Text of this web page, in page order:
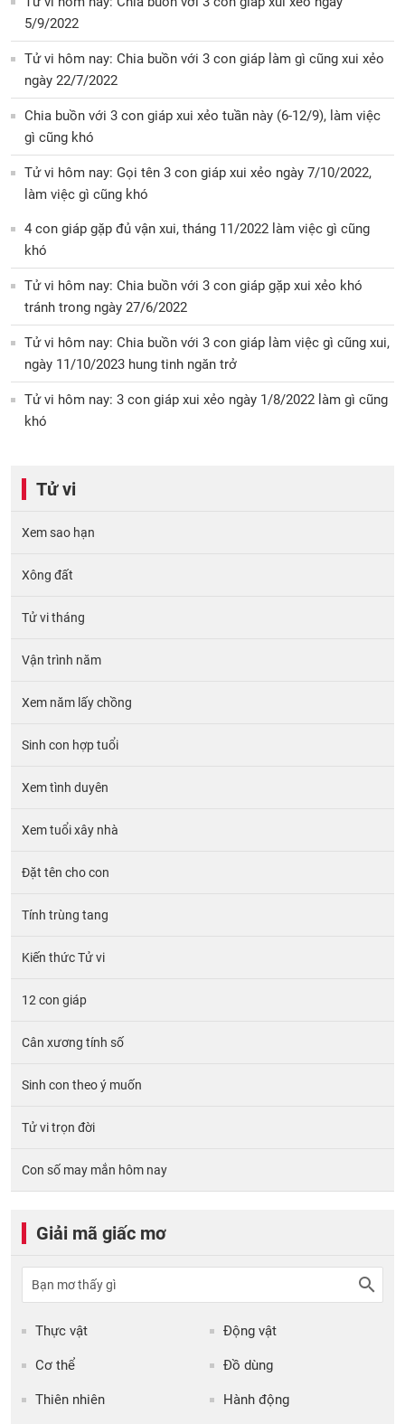
5/9/2022
Tử vi hôm nay: Chia buồn với 3 con giáp làm gì cũng xui xẻo
ngày 22/7/2022
Chia buồn với 3 con giáp xui xẻo tuần này (6-12/9), làm việc
gì cũng khó
Tử vi hôm nay: Gọi tên 3 con giáp xui xẻo ngày 7/10/2022,
làm việc gì cũng khó
4 con giáp gặp đủ vận xui, tháng 11/2022 làm việc gì cũng
khó
Tử vi hôm nay: Chia buồn với 3 con giáp gặp xui xẻo khó
tránh trong ngày 27/6/2022
Tử vi hôm nay: Chia buồn với 3 con giáp làm việc gì cũng xui,
ngày 11/10/2023 hung tinh ngăn trở
Tử vi hôm nay: 3 con giáp xui xẻo ngày 1/8/2022 làm gì cũng
khó
Tử vi
Xem sao hạn
Xông đất
Tử vi tháng
Vận trình năm
Xem năm lấy chồng
Sinh con hợp tuổi
Xem tình duyên
Xem tuổi xây nhà
Đặt tên cho con
Tính trùng tang
Kiến thức Tử vi
12 con giáp
Cân xương tính số
Sinh con theo ý muốn
Tử vi trọn đời
Con số may mắn hôm nay
Giải mã giấc mơ
Thực vật Động vật
Cơ thể Đồ dùng
Thiên nhiên Hành động